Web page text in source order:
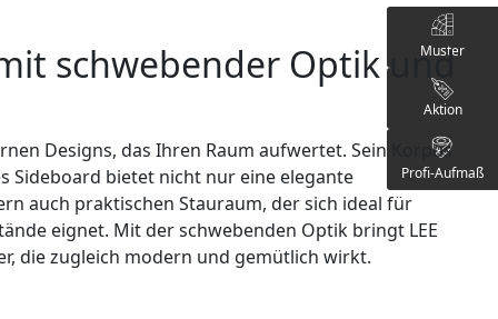
schwebender Optik und
Designs, das Ihren Raum aufwertet. Sein Korpus
Sideboard bietet nicht nur eine elegante
auch praktischen Stauraum, der sich ideal für
eignet. Mit der schwebenden Optik bringt LEE
die zugleich modern und gemütlich wirkt.
Muster
Aktion
Profi-Aufmaß